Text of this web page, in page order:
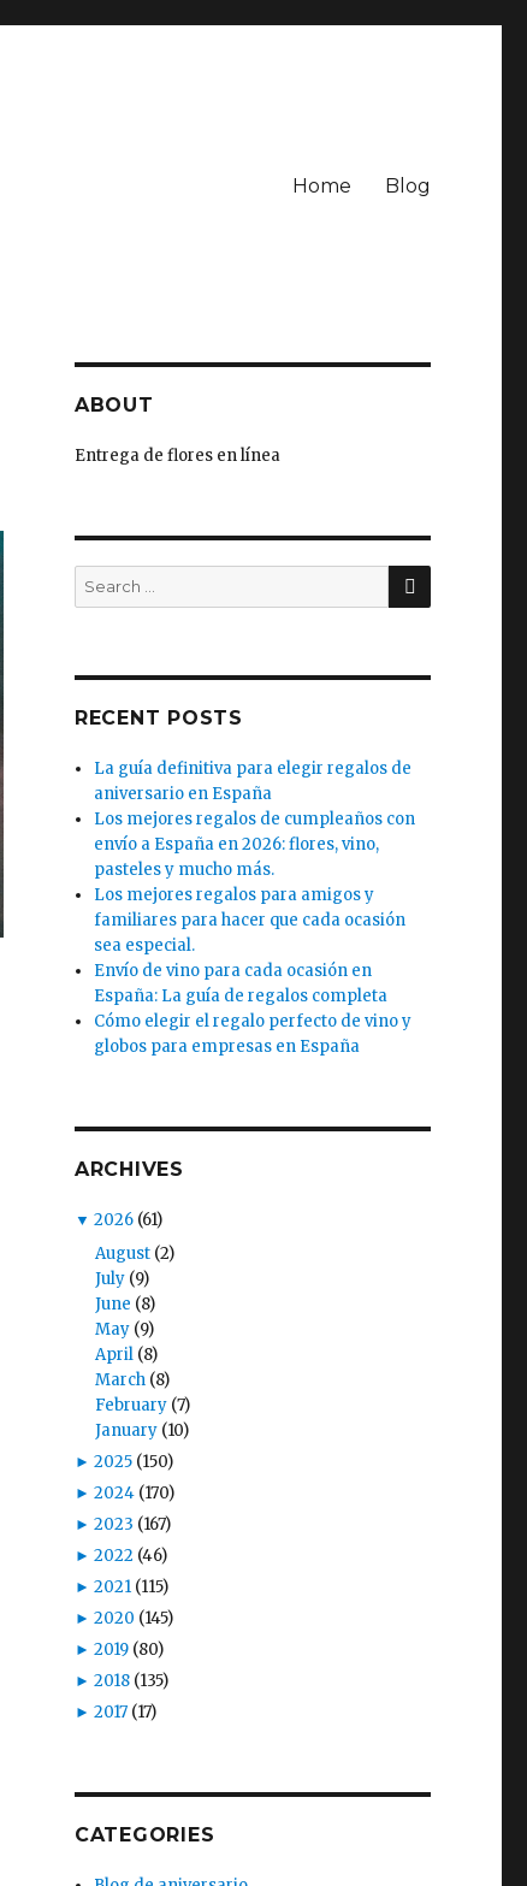
Home Blog
ABOUT
Entrega de flores en línea
Search
for:
SEARCH
RECENT POSTS
La guía definitiva para elegir regalos de
aniversario en España
Los mejores regalos de cumpleaños con
envío a España en 2026: flores, vino,
pasteles y mucho más.
Los mejores regalos para amigos y
familiares para hacer que cada ocasión
sea especial.
Envío de vino para cada ocasión en
España: La guía de regalos completa
Cómo elegir el regalo perfecto de vino y
globos para empresas en España
ARCHIVES
▼ 2026 (61)
August (2)
July (9)
June (8)
May (9)
April (8)
March (8)
February (7)
January (10)
► 2025 (150)
► 2024 (170)
► 2023 (167)
► 2022 (46)
► 2021 (115)
► 2020 (145)
► 2019 (80)
► 2018 (135)
► 2017 (17)
CATEGORIES